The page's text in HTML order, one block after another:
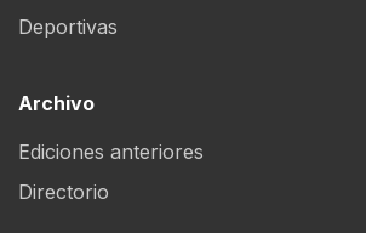
Deportivas
Archivo
Ediciones anteriores
Directorio